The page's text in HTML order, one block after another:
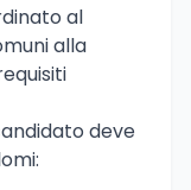
al
alla
deve